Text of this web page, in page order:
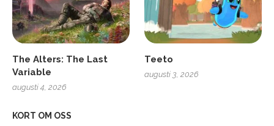
The Alters: The Last
Variable
augusti 4, 2026
Teeto
augusti 3, 2026
KORT OM OSS